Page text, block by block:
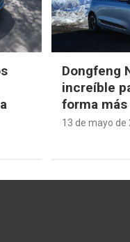
Dongfeng
increíble
forma
13 de mayo de